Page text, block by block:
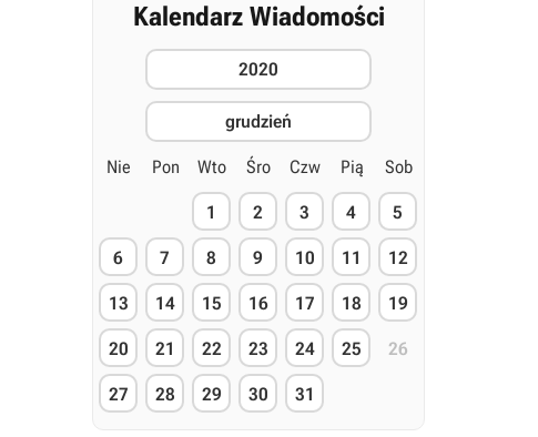
Kalendarz Wiadomości
2020
grudzień
Nie Pon Wto Śro Czw Pią Sob
1 2 3 4 5
6 7 8 9 10 11 12
13 14 15 16 17 18 19
20 21 22 23 24 25 26
27 28 29 30 31